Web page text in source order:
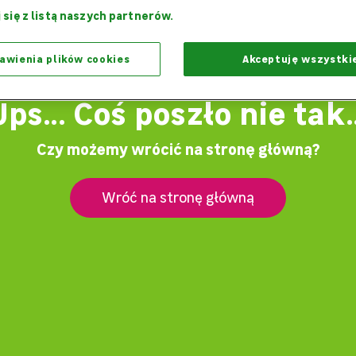
Coś poszło nie
Czy możemy wrócić na stronę główną?
Wróć na stronę główną
się z listą naszych partnerów.
plików cookies Akceptuję